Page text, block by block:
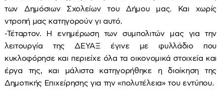
των Δημόσιων Σχολείων του Δήμου μας. Και χωρίς
ντροπή μας κατηγορούν γι αυτό.
-Τέταρτον. Η ενημέρωση των συμπολιτών μας για την
λειτουργία της ΔΕΥΑΞ έγινε με φυλλάδιο που
κυκλοφόρησε και περιείχε όλα τα οικονομικά στοιχεία και
έργα της, και μάλιστα κατηγορήθηκε η διοίκηση της
Δημοτικής Επιχείρησης για την «πολυτέλεια» του εντύπου.